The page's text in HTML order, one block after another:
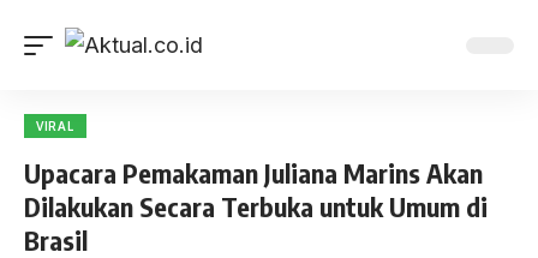
VIRAL
Upacara Pemakaman Juliana Marins Akan
Dilakukan Secara Terbuka untuk Umum di
Brasil